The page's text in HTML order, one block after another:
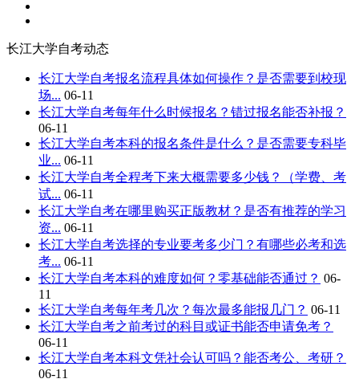
长江大学自考动态
长江大学自考报名流程具体如何操作？是否需要到校现
场... 06-11
长江大学自考每年什么时候报名？错过报名能否补报？
06-11
长江大学自考本科的报名条件是什么？是否需要专科毕
业... 06-11
长江大学自考全程考下来大概需要多少钱？（学费、考
试... 06-11
长江大学自考在哪里购买正版教材？是否有推荐的学习
资... 06-11
长江大学自考选择的专业要考多少门？有哪些必考和选
考... 06-11
长江大学自考本科的难度如何？零基础能否通过？ 06-
11
长江大学自考每年考几次？每次最多能报几门？ 06-11
长江大学自考之前考过的科目或证书能否申请免考？
06-11
长江大学自考本科文凭社会认可吗？能否考公、考研？
06-11